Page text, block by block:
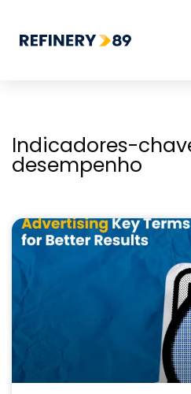
Indicadores-
desempenho